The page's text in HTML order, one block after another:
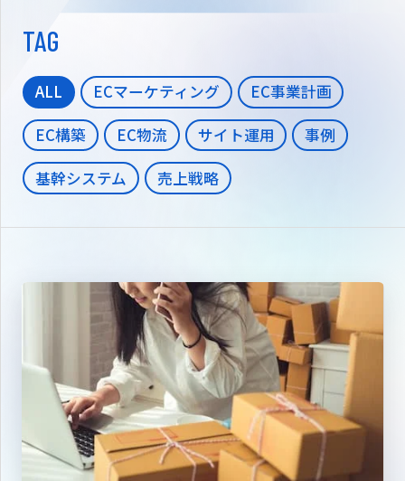
TAG
ALL ECマーケティング
EC事業計画
EC構築
EC物流 サイト運用
事例
基幹システム
売上戦略